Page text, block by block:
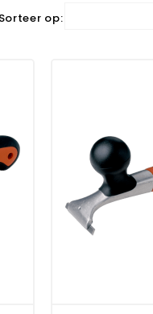
Sorteer op: